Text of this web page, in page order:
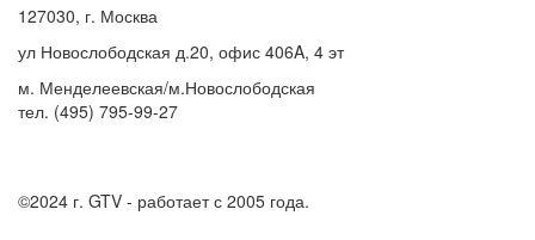
127030, г. Москва
ул Новослободская д.20, офис 406A, 4 эт
м. Менделеевская/м.Новослободская
тел. (495) 795-99-27
©2024 г. GTV - работает с 2005 года.